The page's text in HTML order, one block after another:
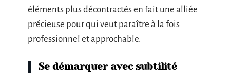
éléments plus décontractés en fait une alliée
précieuse pour qui veut paraître à la fois
professionnel et approchable.
Se démarquer avec subtilité